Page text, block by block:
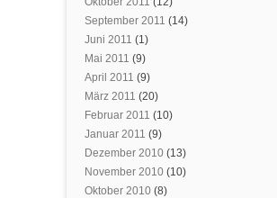
September 2011 (14)
Juni 2011 (1)
Mai 2011 (9)
April 2011 (9)
März 2011 (20)
Februar 2011 (10)
Januar 2011 (9)
Dezember 2010 (13)
November 2010 (10)
Oktober 2010 (8)